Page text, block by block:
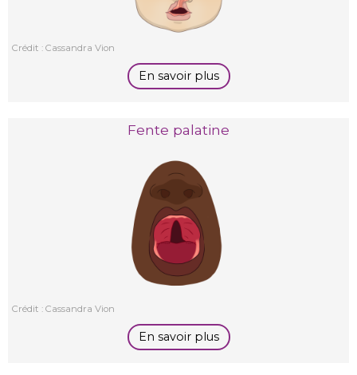
Crédit : Cassandra Vion
En savoir plus
Fente palatine
Crédit : Cassandra Vion
En savoir plus